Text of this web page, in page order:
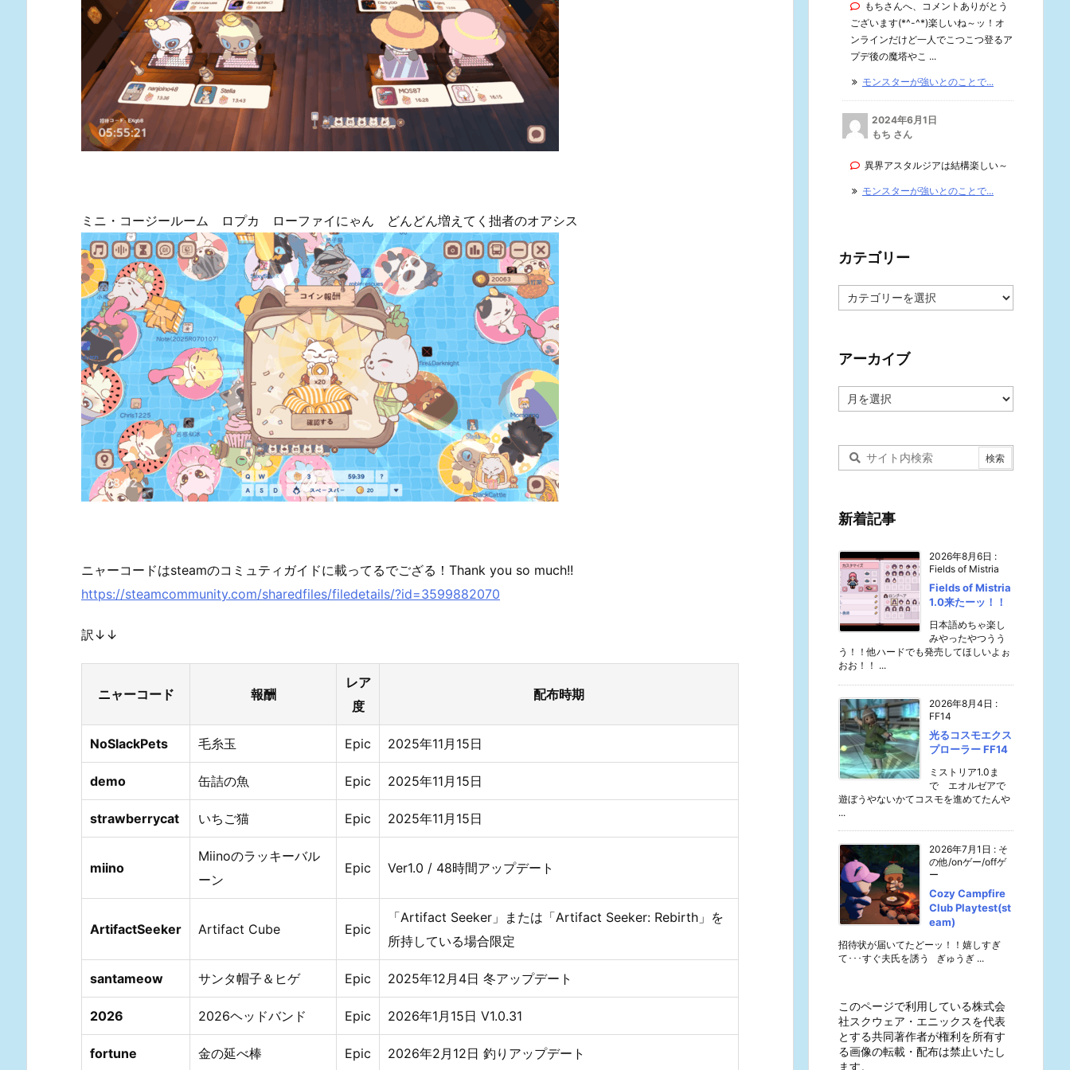
ミニ・コージールーム ロプカ ローファイにゃん どんどん増えてく拙者のオアシス
ニャーコードはsteamのコミュティガイドに載ってるでござる！Thank you so much!!
https://steamcommunity.com/sharedfiles/filedetails/?id=3599882070
訳↓↓
ニャーコード 報酬
レア
度
配布時期
NoSlackPets 毛糸玉 Epic 2025年11月15日
demo 缶詰の魚 Epic 2025年11月15日
strawberrycat いちご猫 Epic 2025年11月15日
miino
Miinoのラッキーバル
ーン
Epic Ver1.0 / 48時間アップデート
ArtifactSeeker Artifact Cube Epic
「Artifact Seeker」または「Artifact Seeker: Rebirth」を
所持している場合限定
santameow サンタ帽子＆ヒゲ Epic 2025年12月4日 冬アップデート
2026 2026ヘッドバンド Epic 2026年1月15日 V1.0.31
fortune 金の延べ棒 Epic 2026年2月12日 釣りアップデート
もちさんへ、コメントありがとう
ございます(*^-^*)楽しいね～ッ！オ
ンラインだけど一人でこつこつ登るア
プデ後の魔塔やこ ...
モンスターが強いとのことで...
2024年6月1日
もち さん
異界アスタルジアは結構楽しい～
モンスターが強いとのことで...
カテゴリー
テ
ー
アーカイブ
ー
新着記事
2026年8月6日 :
Fields of Mistria
Fields of Mistria
1.0来たーッ！！
日本語めちゃ楽し
みやったやつうう
う！！他ハードでも発売してほしいよぉ
おお！！ ...
2026年8月4日 :
FF14
光るコスモエクス
プローラー FF14
ミストリア1.0ま
で エオルゼアで
遊ぼうやないかてコスモを進めてたんや
...
2026年7月1日 : そ
の他/onゲー/offゲ
ー
Cozy Campfire
Club Playtest(st
eam)
招待状が届いてたどーッ！！嬉しすぎ
て･･･すぐ夫氏を誘う ぎゅうぎ ...
このページで利用している株式会
社スクウェア・エニックスを代表
とする共同著作者が権利を所有す
る画像の転載・配布は禁止いたし
ます。